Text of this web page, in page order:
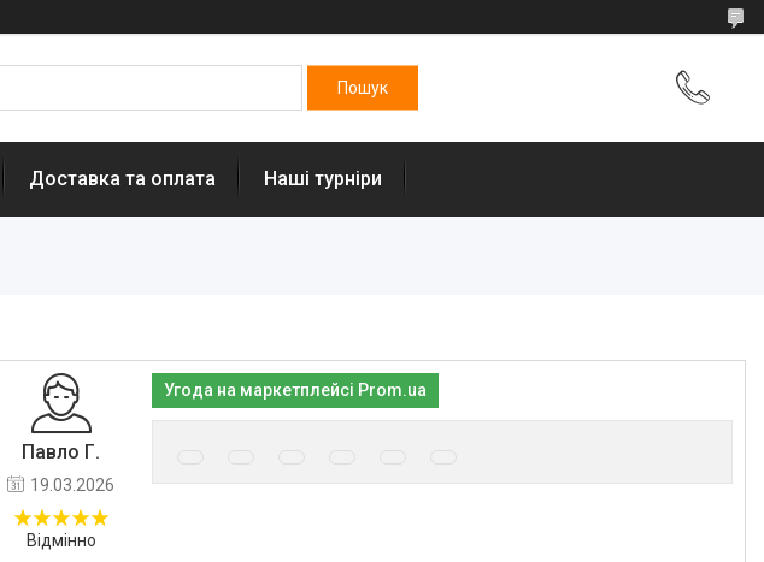
Доставка та оплата Наші турніри
Павло Г.
19.03.2026
Відмінно
Угода на маркетплейсі Prom.ua